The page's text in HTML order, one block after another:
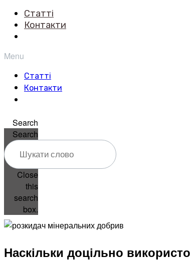
Статті
Контакти
Menu
Статті
Контакти
Search
Search
Close
this
search
box.
Наскільки доцільно